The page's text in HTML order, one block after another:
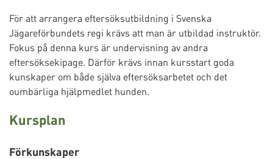
För att arrangera eftersöksutbildning i Svenska
Jägareförbundets regi krävs att man är utbildad instruktör.
Fokus på denna kurs är undervisning av andra
eftersöksekipage. Därför krävs innan kursstart goda
kunskaper om både själva eftersöksarbetet och det
oumbärliga hjälpmedlet hunden.
Kursplan
Förkunskaper